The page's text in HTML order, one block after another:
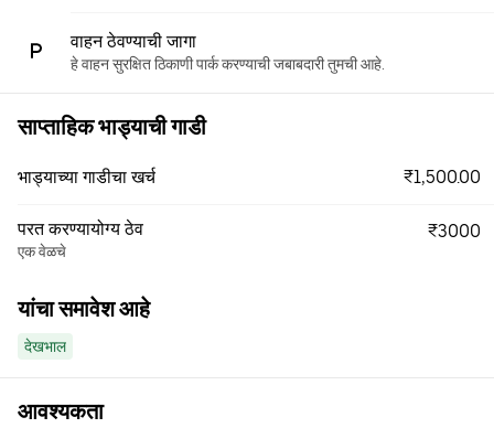
वाहन ठेवण्याची जागा
हे वाहन सुरक्षित ठिकाणी पार्क करण्याची जबाबदारी तुमची आहे.
साप्ताहिक भाड्याची गाडी
भाड्याच्या गाडीचा खर्च ₹1,500.00
परत करण्यायोग्य ठेव
एक वेळचे
₹3000
यांचा समावेश आहे
देखभाल
आवश्यकता